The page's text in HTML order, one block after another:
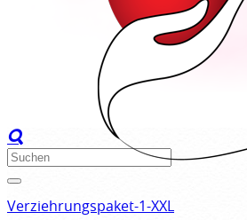
Verziehrungspaket-1-XXL